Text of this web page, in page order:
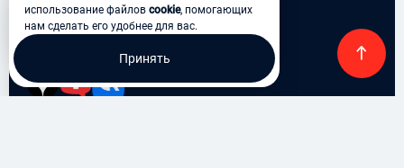
использование файлов cookie, помогающих
нам сделать его удобнее для вас.
Принять
Мы в соцсетях